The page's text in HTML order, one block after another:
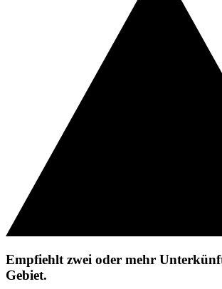
Empfiehlt zwei oder mehr
Gebiet.